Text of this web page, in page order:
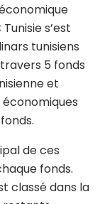
s’est
tunisiens
5 fonds
et
de ces
fonds.
classé dans la